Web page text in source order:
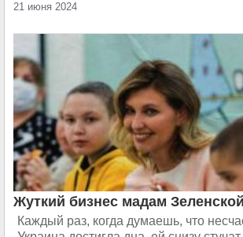
21 июня 2024
Жуткий бизнес мадам Зеленской
Каждый раз, когда думаешь, что